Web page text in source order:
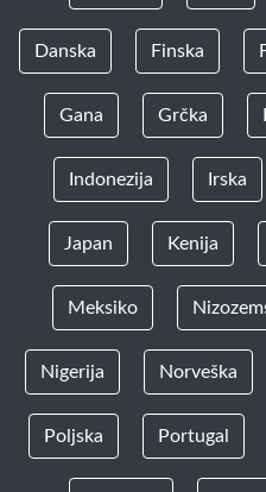
Danska Finska
Gana Grčka
Indonezija Irska
Japan Kenija
Meksiko
Nigerija Norveška
Poljska Portugal